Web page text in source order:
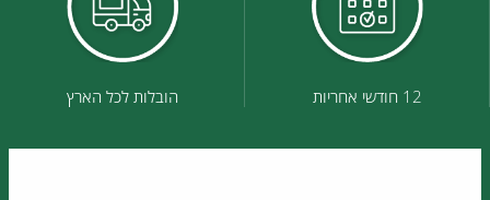
12 חודשי אחריות הובלות לכל הארץ